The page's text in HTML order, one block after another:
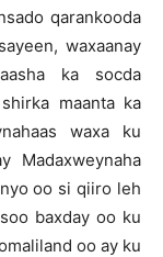
qarankooda
waxaanay
ka socda
maanta ka
waxa ku
Madaxweynaha
oo si qiiro leh
baxday oo ku
oo ay ku